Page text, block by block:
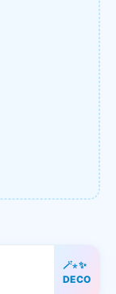
🪄⋆✨
DECO